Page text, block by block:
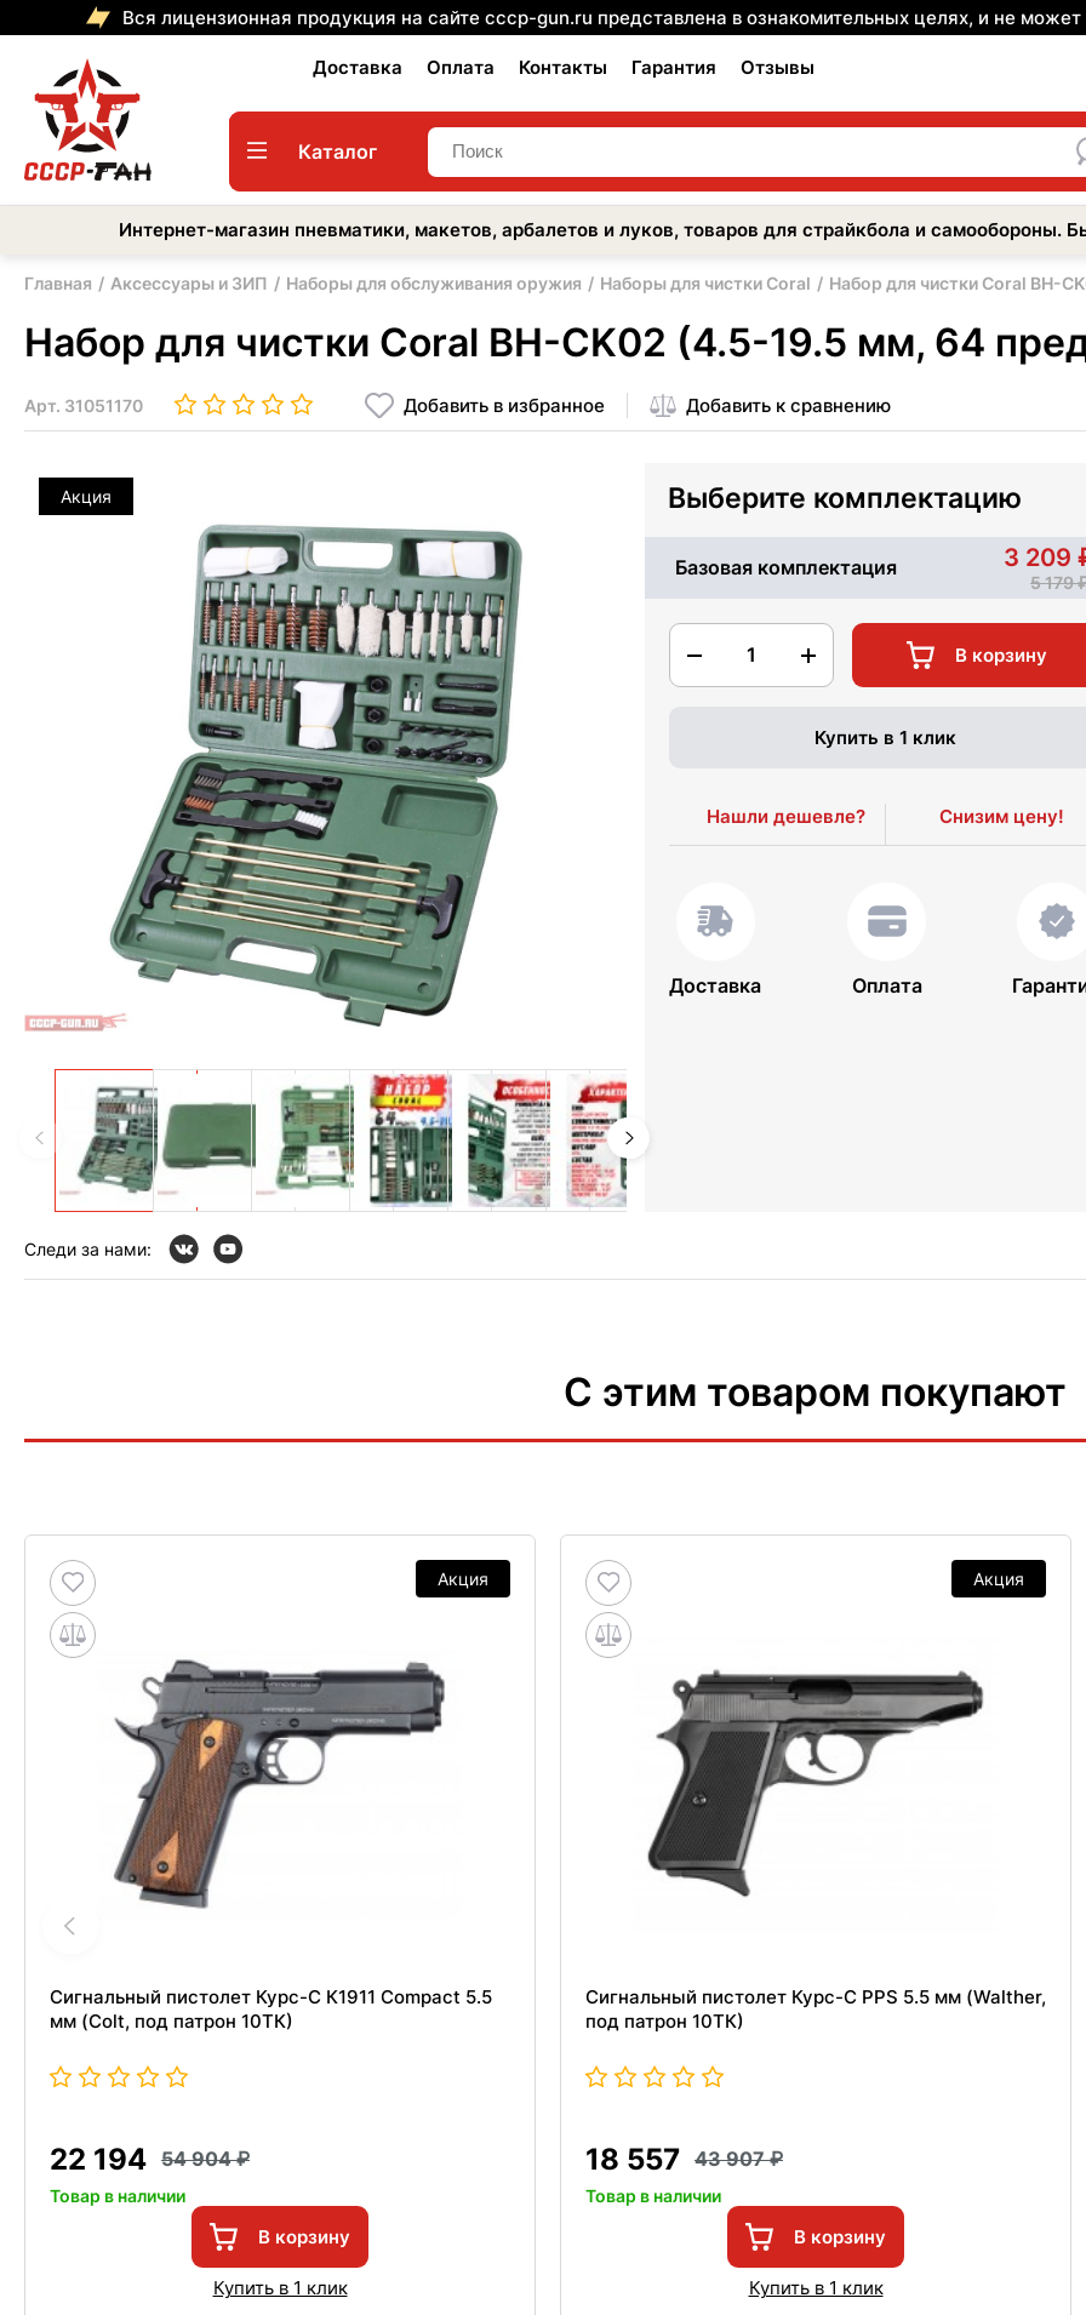
Вся лицензионная продукция на сайте cccp-gun.ru представлена в ознакомительных целях, и не
Доставка Оплата Контакты Гарантия Отзывы
Каталог
Интернет-магазин пневматики, макетов, арбалетов и луков, товаров для страйкбола и самообороны.
Главная Аксессуары и ЗИП Наборы для обслуживания оружия Наборы для чистки Coral Набор для чистки Coral BH-
Набор для чистки Coral BH-CK02 (4.5-19.5 мм, 64
Арт. 31051170 Добавить в избранное Добавить к сравнению
Акция Выберите комплектацию
Базовая комплектация 3 209
5 179
1 В корзину
Купить в 1 клик
Нашли дешевле? Снизим цену!
Доставка Оплата
Следи за нами:
С этим товаром покупают
Акция
Сигнальный пистолет Курс-С К1911 Compact 5.5
мм (Colt, под патрон 10ТК)
22 194 54 904
Товар в наличии
В корзину
Купить в 1 клик
Акция
Сигнальный пистолет Курс-С PPS 5.5 мм (Walther,
под патрон 10ТК)
18 557 43 907
Товар в наличии
В корзину
Купить в 1 клик